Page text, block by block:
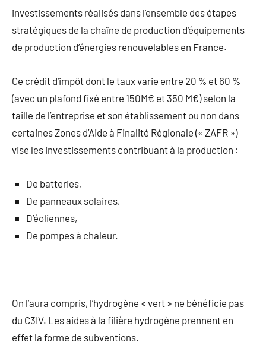
investissements réalisés dans l’ensemble des étapes
stratégiques de la chaîne de production d’équipements
de production d’énergies renouvelables en France.
Ce crédit d’impôt dont le taux varie entre 20 % et 60 %
(avec un plafond fixé entre 150M€ et 350 M€) selon la
taille de l’entreprise et son établissement ou non dans
certaines Zones d’Aide à Finalité Régionale (« ZAFR »)
vise les investissements contribuant à la production :
De batteries,
De panneaux solaires,
D’éoliennes,
De pompes à chaleur.
On l’aura compris, l’hydrogène « vert » ne bénéficie pas
du C3IV. Les aides à la filière hydrogène prennent en
effet la forme de subventions.